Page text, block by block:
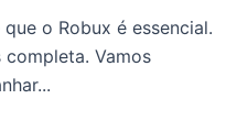
o Robux é essencial.
Vamos